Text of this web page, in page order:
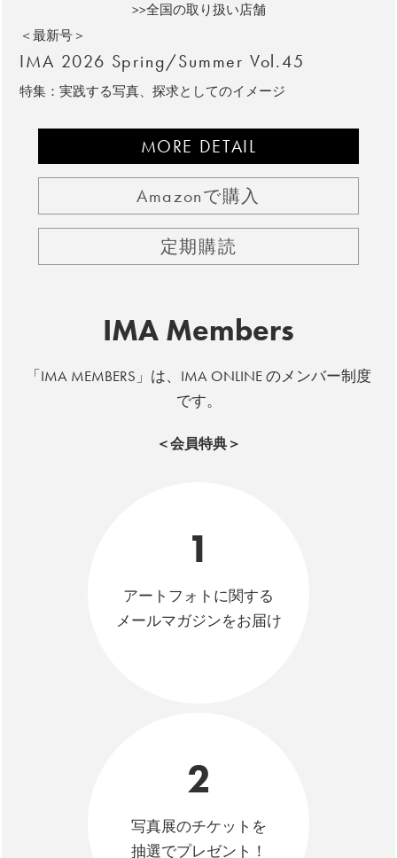
>>全国の取り扱い店舗
＜最新号＞
IMA 2026 Spring/Summer Vol.45
特集：実践する写真、探求としてのイメージ
MORE DETAIL
Amazonで購入
定期購読
IMA Members
「IMA MEMBERS」は、IMA ONLINE のメンバー制度
です。
＜会員特典＞
1
アートフォトに関する
メールマガジンをお届け
2
写真展のチケットを
抽選でプレゼント！